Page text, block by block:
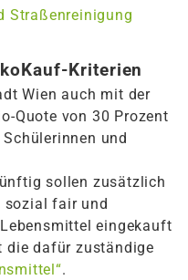
Straßenreinigung
Kriterien
Wien auch mit der
Quote von 30 Prozent
und
sollen zusätzlich
sozial fair und
eingekauft
die dafür zuständige
.